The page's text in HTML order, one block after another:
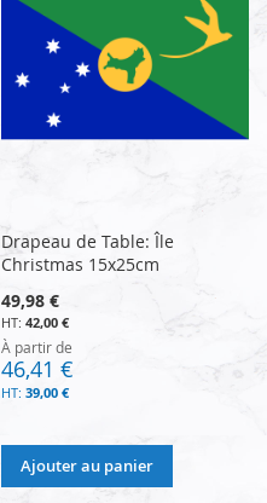
Drapeau de Table: Île
Christmas 15x25cm
49,98 €
42,00 €
À partir de
46,41 €
39,00 €
Ajouter au panier